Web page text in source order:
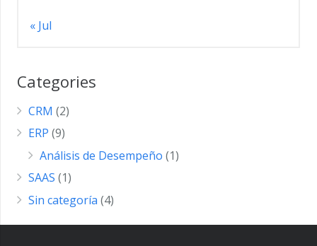
« Jul
Categories
CRM (2)
ERP (9)
Análisis de Desempeño (1)
SAAS (1)
Sin categoría (4)